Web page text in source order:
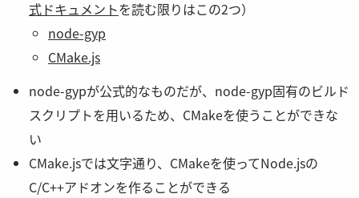
式ドキュメントを読む限りはこの2つ）
node-gyp
CMake.js
node-gypが公式的なものだが、node-gyp固有のビルド
スクリプトを用いるため、CMakeを使うことができな
い
CMake.jsでは文字通り、CMakeを使ってNode.jsの
C/C++アドオンを作ることができる